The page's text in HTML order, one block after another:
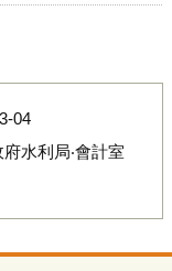
04
水利局‧會計室